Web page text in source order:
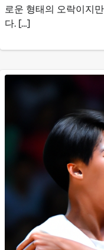
로운 형태의 오락이지
다. […]